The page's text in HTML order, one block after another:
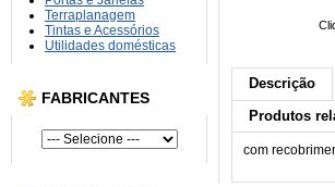
Terraplanagem
Tintas e Acessórios
Utilidades domésticas
FABRICANTES
Descrição
Produtos
com